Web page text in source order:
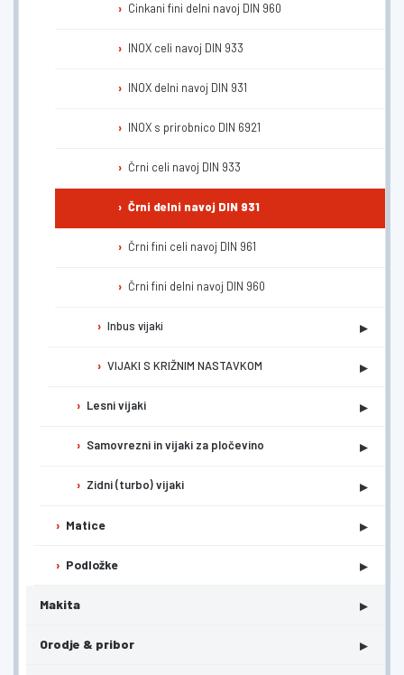
Cinkani fini delni navoj DIN 960
INOX celi navoj DIN 933
INOX delni navoj DIN 931
INOX s prirobnico DIN 6921
Črni celi navoj DIN 933
Črni delni navoj DIN 931
Črni fini celi navoj DIN 961
Črni fini delni navoj DIN 960
Inbus vijaki ▸
VIJAKI S KRIŽNIM NASTAVKOM ▸
Lesni vijaki ▸
Samovrezni in vijaki za pločevino ▸
Zidni (turbo) vijaki ▸
Matice ▸
Podložke ▸
Makita ▸
Orodje & pribor ▸